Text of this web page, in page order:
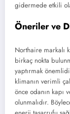
gidermede etkili
Öneriler ve
Northaire markalı
birkaç nokta
yaptırmak
klimanın verimli
önce odanın kapı
olunmalıdır.